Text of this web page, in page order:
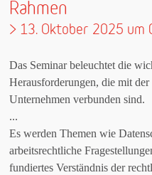
Rahmen
> 13. Oktober 2025 um
Das Seminar beleuchtet die
Herausforderungen, die mit
Unternehmen verbunden sind.
...
Es werden Themen wie
arbeitsrechtliche
fundiertes Verständnis der